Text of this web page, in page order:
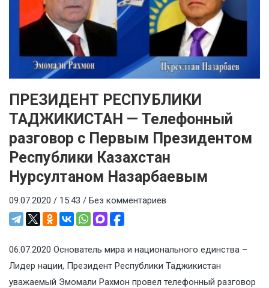
ПРЕЗИДЕНТ РЕСПУБЛИКИ
ТАДЖИКИСТАН — Телефонный
разговор с Первым Президентом
Республики Казахстан
Нурсултаном Назарбаевым
09.07.2020 / 15:43 / Без комментариев
06.07.2020 Основатель мира и национального единства –
Лидер нации, Президент Республики Таджикистан
уважаемый Эмомали Рахмон провел телефонный разговор